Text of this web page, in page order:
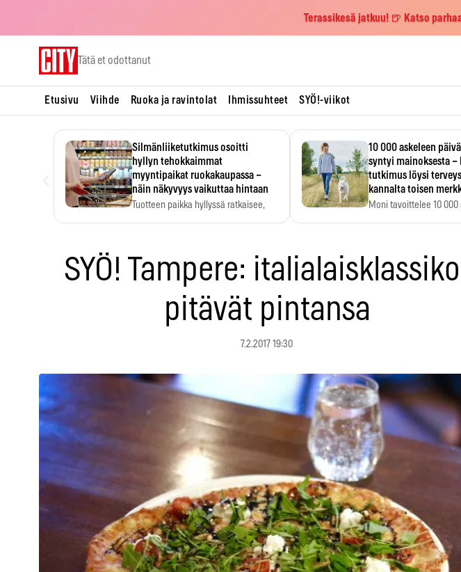
Terassikesä jatkuu! 🍺 Katso
Tätä et odottanut
Etusivu Viihde Ruoka ja ravintolat Ihmissuhteet SYÖ!-viikot
Silmänliiketutkimus osoitti
hyllyn tehokkaimmat
myyntipaikat ruokakaupassa –
näin näkyvyys vaikuttaa hintaan
Tuotteen paikka hyllyssä ratkaisee,
10 000 askeleen
syntyi mainoksesta –
tutkimus löysi
kannalta toisen
Moni tavoittelee 10 000
SYÖ! Tampere:
pitävät pintansa
7.2.2017 19:30